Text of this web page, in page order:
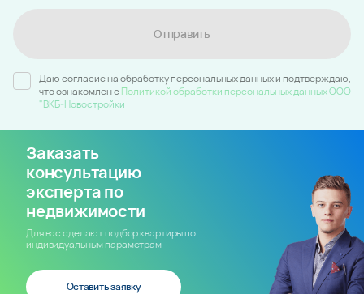
Отправить
Даю согласие на обработку персональных данных и подтверждаю,
что ознакомлен c Политикой обработки персональных данных ООО
"ВКБ-Новостройки
Заказать
консультацию
эксперта по
недвижимости
Для вас сделают подбор квартиры по
индивидуальным параметрам
Оставить заявку